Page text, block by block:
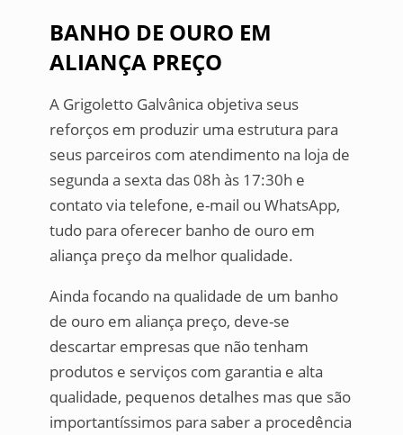
BANHO DE OURO EM
ALIANÇA PREÇO
A Grigoletto Galvânica objetiva seus
reforços em produzir uma estrutura para
seus parceiros com atendimento na loja de
segunda a sexta das 08h às 17:30h e
contato via telefone, e-mail ou WhatsApp,
tudo para oferecer banho de ouro em
aliança preço da melhor qualidade.
Ainda focando na qualidade de um banho
de ouro em aliança preço, deve-se
descartar empresas que não tenham
produtos e serviços com garantia e alta
qualidade, pequenos detalhes mas que são
importantíssimos para saber a procedência